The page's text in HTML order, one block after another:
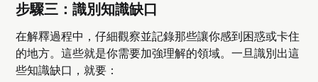
步驟三：識別知識缺口
在解釋過程中，仔細觀察並記錄那些讓你感到困惑或卡住
的地方。這些就是你需要加強理解的領域。一旦識別出這
些知識缺口，就要：